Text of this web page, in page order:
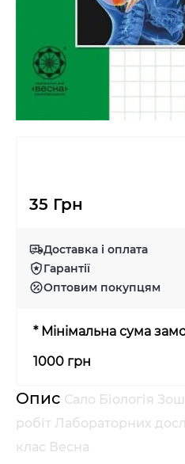
35 Грн
Доставка і оплата
Гарантії
Оптовим покупцям
* Мінімальна сума
1000 грн
Опис Сало Біологія
робіт Лабораторних
клас Весна